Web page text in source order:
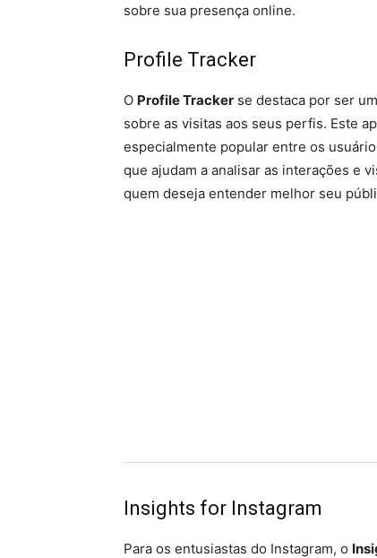
sobre sua presença online.
Profile Tracker
O Profile Tracker se destaca por ser
sobre as visitas aos seus perfis. Este
especialmente popular entre os
que ajudam a analisar as interações e
quem deseja entender melhor seu
Insights for Instagram
Para os entusiastas do Instagram, o